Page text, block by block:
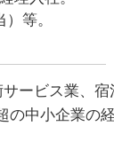
等。
ービス業、
中小企業の